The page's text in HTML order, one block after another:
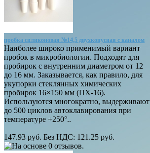
пробка силиконовая №14,5 двухконусная с каналом
Наиболее широко применимый вариант
пробок в микробиологии. Подходят для
пробирок с внутренним диаметром от 12
до 16 мм. Заказывается, как правило, для
укупорки стеклянных химических
пробирок 16×150 мм (ПХ-16).
Используются многократно, выдерживают
до 500 циклов автоклавирования при
температуре +250°..
147.93 руб. Без НДС: 121.25 руб.